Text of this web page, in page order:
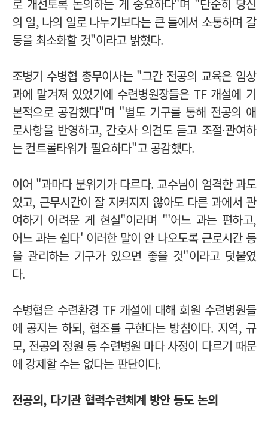
로 개선토록 논의하는 게 중요하다"며 "단순히 당신
의 일, 나의 일로 나누기보다는 큰 틀에서 소통하며 갈
등을 최소화할 것"이라고 밝혔다.
조병기 수병협 총무이사는 "그간 전공의 교육은 임상
과에 맡겨져 있었기에 수련병원장들은 TF 개설에 기
본적으로 공감했다"며 "별도 기구를 통해 전공의 애
로사항을 반영하고, 간호사 의견도 듣고 조절·관여하
는 컨트롤타워가 필요하다"고 공감했다.
이어 "과마다 분위기가 다르다. 교수님이 엄격한 과도
있고, 근무시간이 잘 지켜지지 않아도 다른 과에서 관
여하기 어려운 게 현실"이라며 "'어느 과는 편하고,
어느 과는 쉽다' 이러한 말이 안 나오도록 근로시간 등
을 관리하는 기구가 있으면 좋을 것"이라고 덧붙였
다.
수병협은 수련환경 TF 개설에 대해 회원 수련병원들
에 공지는 하되, 협조를 구한다는 방침이다. 지역, 규
모, 전공의 정원 등 수련병원 마다 사정이 다르기 때문
에 강제할 수는 없다는 판단이다.
전공의, 다기관 협력수련체계 방안 등도 논의